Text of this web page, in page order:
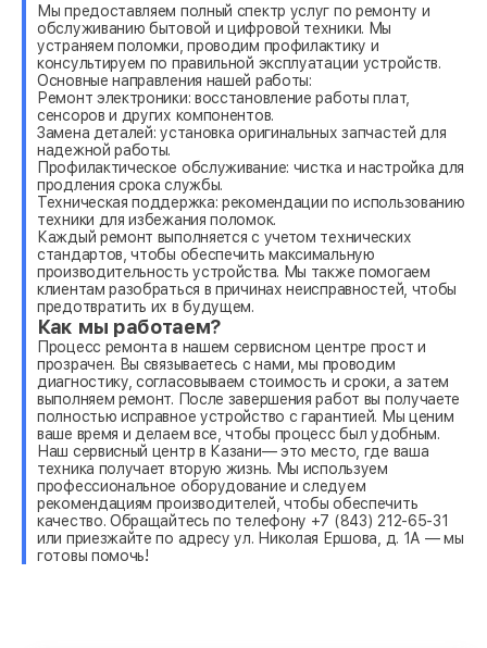
Мы предоставляем полный спектр услуг по ремонту и
обслуживанию бытовой и цифровой техники. Мы
устраняем поломки, проводим профилактику и
консультируем по правильной эксплуатации устройств.
Основные направления нашей работы:
Ремонт электроники: восстановление работы плат,
сенсоров и других компонентов.
Замена деталей: установка оригинальных запчастей для
надежной работы.
Профилактическое обслуживание: чистка и настройка для
продления срока службы.
Техническая поддержка: рекомендации по использованию
техники для избежания поломок.
Каждый ремонт выполняется с учетом технических
стандартов, чтобы обеспечить максимальную
производительность устройства. Мы также помогаем
клиентам разобраться в причинах неисправностей, чтобы
предотвратить их в будущем.
Как мы работаем?
Процесс ремонта в нашем сервисном центре прост и
прозрачен. Вы связываетесь с нами, мы проводим
диагностику, согласовываем стоимость и сроки, а затем
выполняем ремонт. После завершения работ вы получаете
полностью исправное устройство с гарантией. Мы ценим
ваше время и делаем все, чтобы процесс был удобным.
Наш сервисный центр в Казани— это место, где ваша
техника получает вторую жизнь. Мы используем
профессиональное оборудование и следуем
рекомендациям производителей, чтобы обеспечить
качество. Обращайтесь по телефону +7 (843) 212-65-31
или приезжайте по адресу ул. Николая Ершова, д. 1А — мы
готовы помочь!